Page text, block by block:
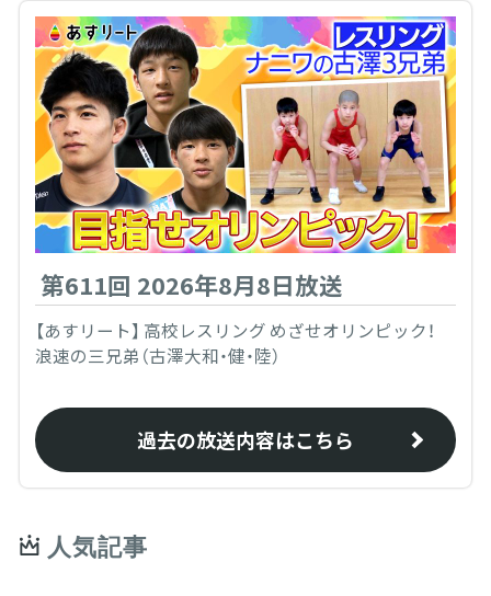
第611回 2026年8月8日放送
【あすリート】 高校レスリング めざせオリンピック！
浪速の三兄弟（古澤大和・健・陸）
過去の放送内容はこちら
人気記事